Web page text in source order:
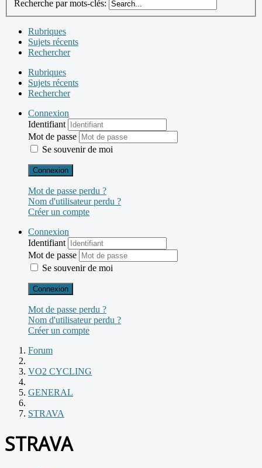
Recherche par mots-clés:
Rubriques
Sujets récents
Rechercher
Rubriques
Sujets récents
Rechercher
Connexion
Identifiant
Mot de passe
Se souvenir de moi
Connexion
Mot de passe perdu ?
Nom d'utilisateur perdu ?
Créer un compte
Connexion
Identifiant
Mot de passe
Se souvenir de moi
Connexion
Mot de passe perdu ?
Nom d'utilisateur perdu ?
Créer un compte
Forum
VO2 CYCLING
GENERAL
STRAVA
STRAVA